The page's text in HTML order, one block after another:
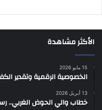
الأكثر مشاهدة
15 مايو 2026
الخصوصية الرقمية وتقدير
13 أبريل 2026
خطاب والي الحوض الغربي..